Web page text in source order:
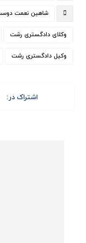
شاهین نعمت
وکلای دادگستری رشت
وکیل دادگستری رشت